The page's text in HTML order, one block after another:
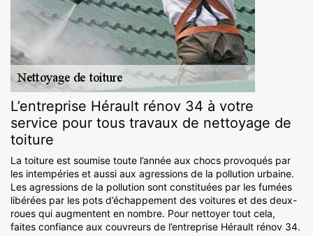
L’entreprise Hérault rénov 34 à votre
service pour tous travaux de nettoyage de
toiture
La toiture est soumise toute l’année aux chocs provoqués par
les intempéries et aussi aux agressions de la pollution urbaine.
Les agressions de la pollution sont constituées par les fumées
libérées par les pots d’échappement des voitures et des deux-
roues qui augmentent en nombre. Pour nettoyer tout cela,
faites confiance aux couvreurs de l’entreprise Hérault rénov 34.